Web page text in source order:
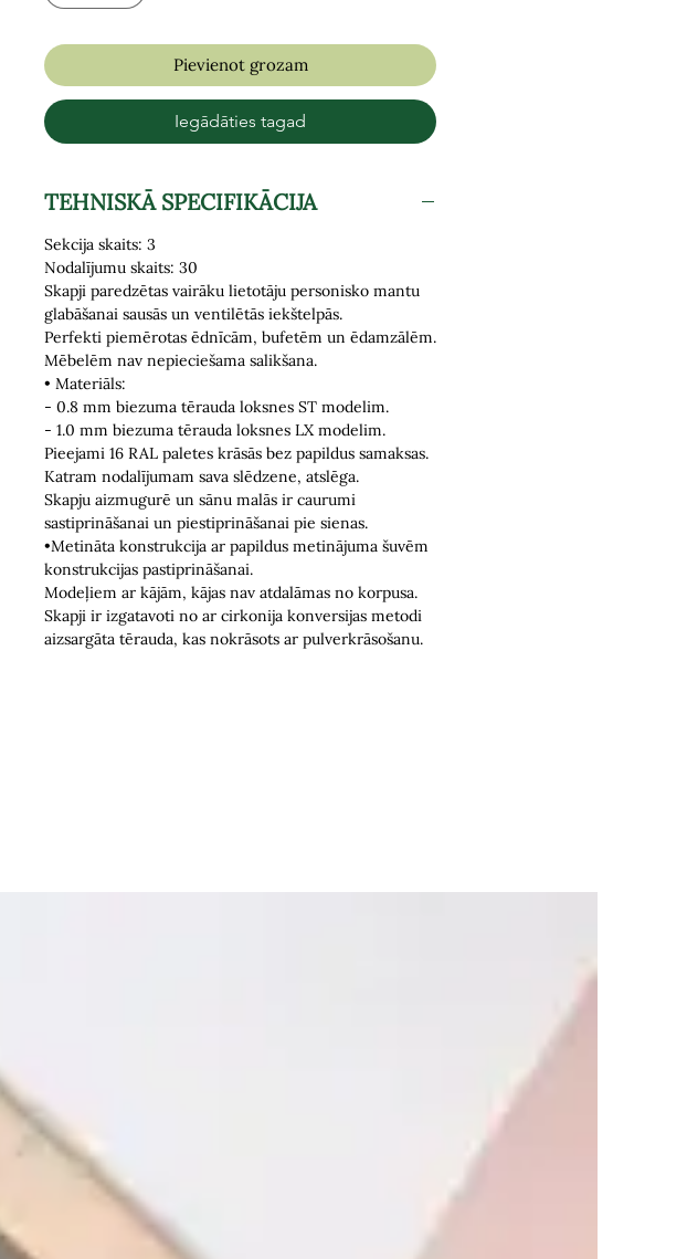
Pievienot grozam
Iegādāties tagad
TEHNISKĀ SPECIFIKĀCIJA
Sekcija skaits: 3
Nodalījumu skaits: 30
Skapji paredzētas vairāku lietotāju personisko mantu
glabāšanai sausās un ventilētās iekštelpās.
Perfekti piemērotas ēdnīcām, bufetēm un ēdamzālēm.
Mēbelēm nav nepieciešama salikšana.
• Materiāls:
- 0.8 mm biezuma tērauda loksnes ST modelim.
- 1.0 mm biezuma tērauda loksnes LX modelim.
Pieejami 16 RAL paletes krāsās bez papildus samaksas.
Katram nodalījumam sava slēdzene, atslēga.
Skapju aizmugurē un sānu malās ir caurumi
sastiprināšanai un piestiprināšanai pie sienas.
•Metināta konstrukcija ar papildus metinājuma šuvēm
konstrukcijas pastiprināšanai.
Modeļiem ar kājām, kājas nav atdalāmas no korpusa.
Skapji ir izgatavoti no ar cirkonija konversijas metodi
aizsargāta tērauda, kas nokrāsots ar pulverkrāsošanu.